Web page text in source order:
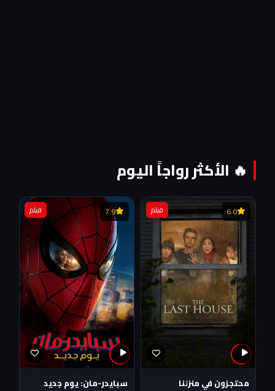
🔥 الأكثر رواجاً اليوم
6.0 فيلم
1
محتجزون في منزلنا
7.9 فيلم
2
سبايدر-مان: يوم جديد